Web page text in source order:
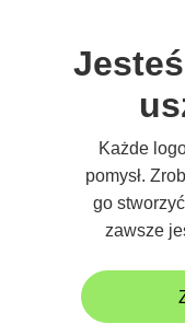
Każde
pomysł.
go
zawsze